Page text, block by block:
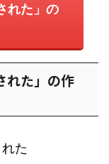
れた」の
れた」の作
た